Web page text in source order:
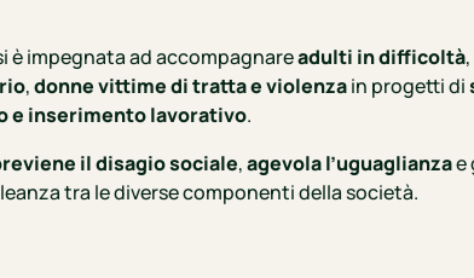
è impegnata ad accompagnareadulti in difficoltà,
,donne vittime di tratta e violenzain progetti di
e inserimento lavorativo.
il disagio sociale,agevola l’uguaglianzae
tra le diverse componenti della società.